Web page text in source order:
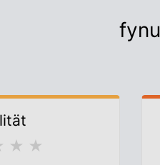
★ ★